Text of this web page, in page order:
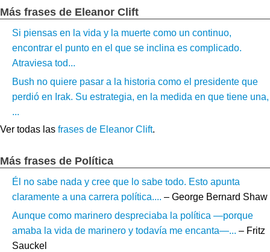
Más frases de Eleanor Clift
Si piensas en la vida y la muerte como un continuo,
encontrar el punto en el que se inclina es complicado.
Atraviesa tod...
Bush no quiere pasar a la historia como el presidente que
perdió en Irak. Su estrategia, en la medida en que tiene una,
...
Ver todas las frases de Eleanor Clift.
Más frases de Política
Él no sabe nada y cree que lo sabe todo. Esto apunta
claramente a una carrera política.... – George Bernard Shaw
Aunque como marinero despreciaba la política —porque
amaba la vida de marinero y todavía me encanta—... – Fritz
Sauckel